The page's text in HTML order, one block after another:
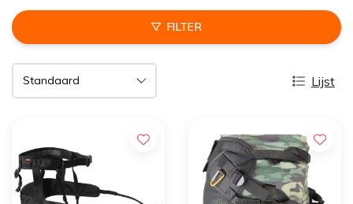
FILTER
Lijst